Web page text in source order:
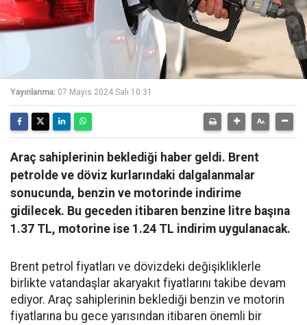
Yayınlanma: 07 Mayıs 2024 Salı 10:31
Araç sahiplerinin beklediği haber geldi. Brent
petrolde ve döviz kurlarındaki dalgalanmalar
sonucunda, benzin ve motorinde indirime
gidilecek. Bu geceden itibaren benzine litre başına
1.37 TL, motorine ise 1.24 TL indirim uygulanacak.
Brent petrol fiyatları ve dövizdeki değişikliklerle
birlikte vatandaşlar akaryakıt fiyatlarını takibe devam
ediyor. Araç sahiplerinin beklediği benzin ve motorin
fiyatlarına bu gece yarısından itibaren önemli bir